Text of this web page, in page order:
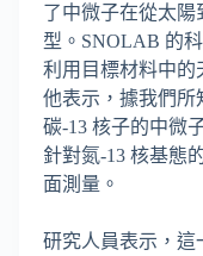
了中微子在從太陽
型。SNOLAB 的
利用目標材料中的
他表示，據我們所
碳-13 核子的中微
針對氮-13 核基態
面測量。
研究人員表示，這